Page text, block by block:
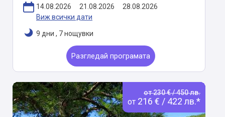
14.08.2026 21.08.2026
28.08.2026
Виж всички дати
9 дни , 7 нощувки
Разгледай програмата
от 230 € / 450 лв.
от 216 € / 422 лв.*